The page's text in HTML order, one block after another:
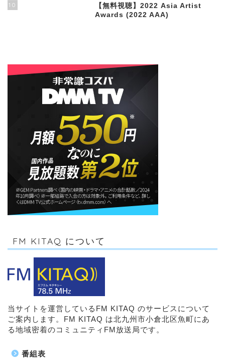
10
【無料視聴】2022 Asia Artist
Awards (2022 AAA)
FM KITAQ について
当サイトを運営しているFM KITAQ のサービスについて
ご案内します。FM KITAQ は北九州市小倉北区魚町にあ
る地域密着のコミュニティFM放送局です。
番組表